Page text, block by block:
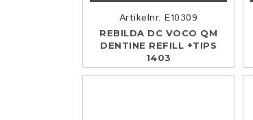
Artikelnr. E10309
REBILDA DC VOCO QM
DENTINE REFILL +TIPS
1403